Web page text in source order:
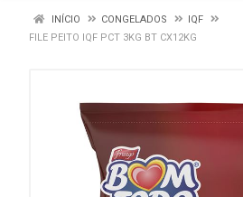
INÍCIO CONGELADOS
IQF
FILE PEITO IQF PCT 3KG BT CX12KG